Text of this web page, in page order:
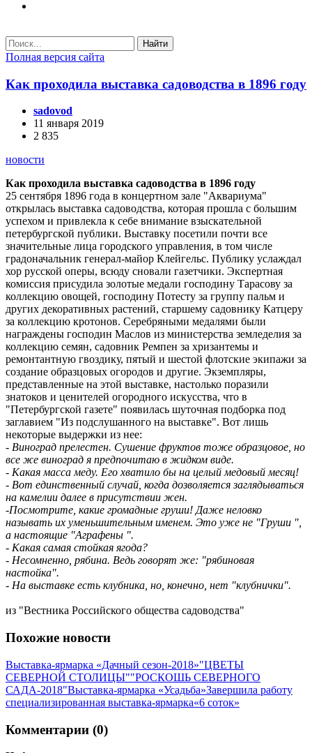
Найти
Полная версия сайта
Как проходила выставка садоводства в 1896 году
sadovod
11 января 2019
2 835
новости
Как проходила выставка садоводства в 1896 году
25 сентября 1896 года в концертном зале "Аквариума"
открылась выставка садоводства, которая прошла с большим
успехом и привлекла к себе внимание взыскательной
петербургской публики. Выставку посетили почти все
значительные лица городского управления, в том числе
градоначальник генерал-майор Клейгельс. Публику услаждал
хор русской оперы, всюду сновали газетчики. Экспертная
комиссия присудила золотые медали господину Тарасову за
коллекцию овощей, господину Потесту за группу пальм и
других декоративных растений, старшему садовнику Катцеру
за коллекцию кротонов. Серебряными медалями были
награждены господин Маслов из министерства земледелия за
коллекцию семян, садовник Ремпен за хризантемы и
ремонтантную гвоздику, пятый и шестой флотские экипажи за
создание образцовых огородов и другие. Экземпляры,
представленные на этой выставке, настолько поразили
знатоков и ценителей огородного искусства, что в
"Петербургской газете" появилась шуточная подборка под
заглавием "Из подслушанного на выставке". Вот лишь
некоторые выдержки из нее:
- Виноград прелестен. Сушение фруктов тоже образцовое, но
все же виноград я предпочитаю в жидком виде.
- Какая масса меду. Его хватило бы на целый медовый месяц!
- Вот единственный случай, когда дозволяется заглядываться
на камелии далее в присутствии жен.
-Посмотрите, какие громадные груши! Даже неловко
называть их уменьшительным именем. Это уже не "Груши ",
а настоящие "Аграфены ".
- Какая самая стойкая ягода?
- Несомненно, рябина. Ведь говорят же: "рябиновая
настойка".
- На выставке есть клубника, но, конечно, нет "клубнички".
из "Вестника Российского общества садоводства"
Похожие новости
Выставка-ярмарка «Дачный сезон-2018»"ЦВЕТЫ
СЕВЕРНОЙ СТОЛИЦЫ""РОСКОШЬ СЕВЕРНОГО
САДА-2018"Выставка-ярмарка «Усадьба»Завершила работу
специализированная выставка-ярмарка«6 соток»
Комментарии (0)